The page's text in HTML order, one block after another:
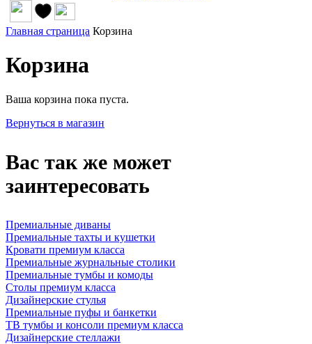
Главная страница Корзина
Корзина
Ваша корзина пока пуста.
Вернуться в магазин
Вас так же может
заинтересовать
Премиальные диваны
Премиальные тахты и кушетки
Кровати премиум класса
Премиальные журнальные столики
Премиальные тумбы и комоды
Столы премиум класса
Дизайнерские стулья
Премиальные пуфы и банкетки
ТВ тумбы и консоли премиум класса
Дизайнерские стеллажи